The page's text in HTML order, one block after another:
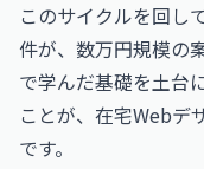
このサイクルを回し
件が、数万円規模の
で学んだ基礎を土台
ことが、在宅Webデ
です。